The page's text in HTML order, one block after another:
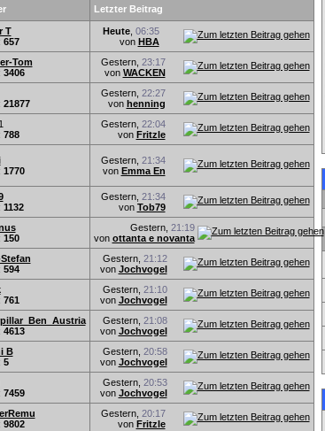
Letzter Beitrag
T
657
Heute, 06:35
von HBA
Tom
3406
Gestern, 23:17
von WACKEN
21877
Gestern, 22:27
von henning
788
Gestern, 22:04
von Fritzle
1770
Gestern, 21:34
von Emma En
1132
Gestern, 21:34
von Tob79
150
Gestern, 21:19
von ottanta e novanta
594
Gestern, 21:12
von Jochvogel
761
Gestern, 21:10
von Jochvogel
4613
Gestern, 21:08
von Jochvogel
B
5
Gestern, 20:58
von Jochvogel
7459
Gestern, 20:53
von Jochvogel
9802
Gestern, 20:17
von Fritzle